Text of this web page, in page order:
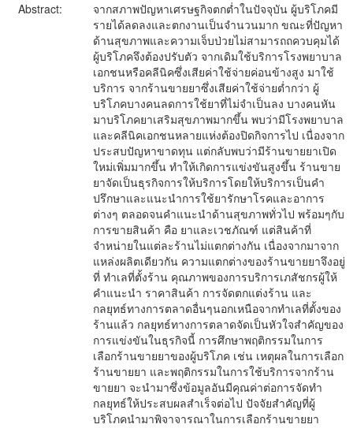
Abstract:
จากสภาพปัญหาเศรษฐกิจตกต่ำในปัจจุบัน ผู้บริโภคมี
รายได้ลดลงและตกงานเป็นจำนวนมาก ขณะที่ปัญหา
ด้านสุขภาพและความเจ็บป่วยไม่สามารถถควบคุมได้
ผู้บริโภคจึงต้องปรับตัว จากเดิมใช้บริการโรงพยาบาล
เอกชนหรือคลีนิคซึ่งเสียค่าใช้จ่ายค่อนข้างสูง มาใช้
บริการ จากร้านขายยาซึ่งเสียค่าใช้จ่ายต่ำกว่า ผู้
บริโภคบางคนลดการใช้ยาที่ไม่จำเป็นลง บางคนหัน
มาบริโภคยาเสริมสุขภาพมากขึ้น พบว่ามีโรงพยาบาล
และคลีนิคเอกชนหลายแห่งต้องปิดกิจการไป เนื่องจาก
ประสบปัญหาขาดทุน แต่กลับพบว่ามีร้านขายยาเปิด
ใหม่เพิ่มมากขึ้น ทำให้เกิดการแข่งขันสูงขึ้น ร้านขาย
ยาจัดเป็นธุรกิจการให้บริการโดยให้บริการเป็นคำ
ปรึกษาและแนะนำการใช้ยารักษาโรคและอาการ
ต่างๆ ตลอดจนคำแนะนำด้านสุขภาพทั่วไป พร้อมๆกับ
การขายสินค้า คือ ยาและเวชภัณฑ์ แต่สินค้าที่
จำหน่ายในแต่ละร้านไม่แตกต่างกัน เนื่องจากมาจาก
แหล่งผลิตเดียวกัน ความแตกต่างของร้านขายยาจึงอยู่
ที่ ทำเลที่ตั้งร้าน คุณภาพของการบริการเภสัชกรผู้ให้
คำแนะนำ ราคาสินค้า การจัดตกแต่งร้าน และ
กลยุทธ์ทางการตลาดอื่นๆนอกเหนือจากทำเลที่ตั้งของ
ร้านแล้ว กลยุทธ์ทางการตลาดจัดเป็นหัวใจสำคัญของ
การแข่งขันในธุรกิจนี้ การศึกษาพฤติกรรมในการ
เลือกร้านขายยาของผู้บริโภค เช่น เหตุผลในการเลือก
ร้านขายยา และพฤติกรรมในการใช้บริการจากร้าน
ขายยา จะนำมาซึ่งข้อมูลอันมีคุณค่าต่อการจัดทำ
กลยุทธ์ให้ประสบผลสำเร็จต่อไป ปัจจัยสำคัญที่ผู้
บริโภคนำมาพิจาจารณาในการเลือกร้านขายยา